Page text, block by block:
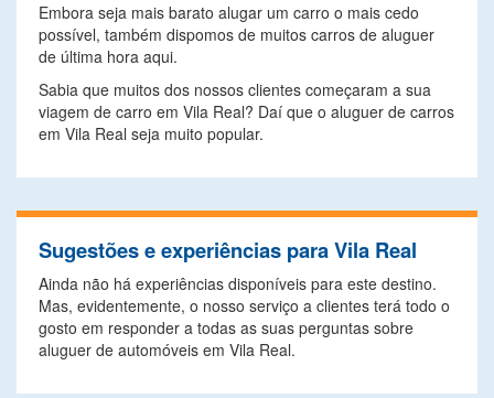
Embora seja mais barato alugar um carro o mais cedo
possível, também dispomos de muitos carros de aluguer
de última hora aqui.
Sabia que muitos dos nossos clientes começaram a sua
viagem de carro em Vila Real? Daí que o aluguer de carros
em Vila Real seja muito popular.
Sugestões e experiências para Vila Real
Ainda não há experiências disponíveis para este destino.
Mas, evidentemente, o nosso serviço a clientes terá todo o
gosto em responder a todas as suas perguntas sobre
aluguer de automóveis em Vila Real.